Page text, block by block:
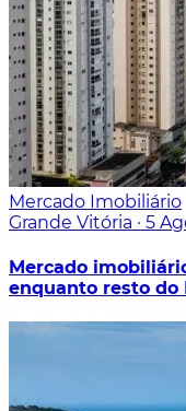
Mercado Imobiliário
Grande Vitória · 5
Mercado
enquanto resto do